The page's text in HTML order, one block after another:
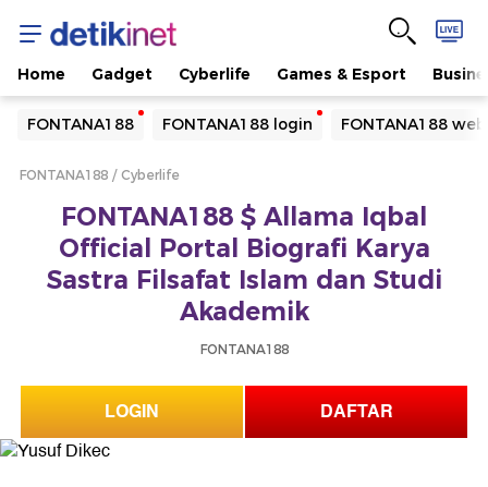
Home Gadget Cyberlife Games & Esport
FONTANA188 FONTANA188 login FONTANA188
Yang sedang ramai dicari
Loading...
Loading...
FONTANA188 Cyberlife
FONTANA188 $ Allama Iqbal
Official Portal Biografi Karya
Sastra Filsafat Islam dan Studi
Akademik
FONTANA188
LOGIN DAFTAR